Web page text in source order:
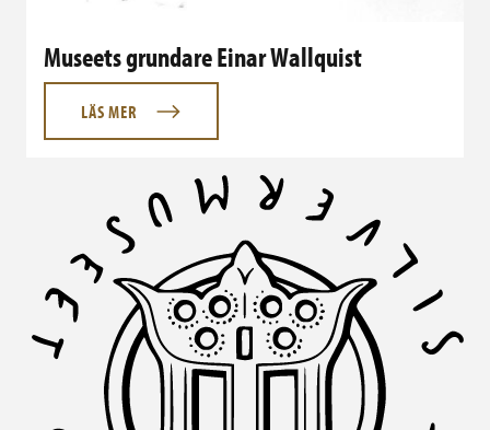
Museets grundare Einar Wallquist
LÄS MER